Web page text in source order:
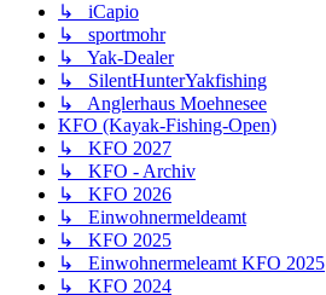
↳ iCapio
↳ sportmohr
↳ Yak-Dealer
↳ SilentHunterYakfishing
↳ Anglerhaus Moehnesee
KFO (Kayak-Fishing-Open)
↳ KFO 2027
↳ KFO - Archiv
↳ KFO 2026
↳ Einwohnermeldeamt
↳ KFO 2025
↳ Einwohnermeleamt KFO 2025
↳ KFO 2024